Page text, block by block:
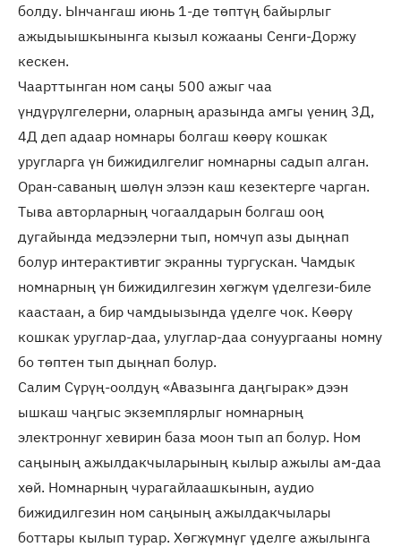
болду. Ынчангаш июнь 1-де төптүң байырлыг
ажыдыышкынынга кызыл кожааны Сенги-Доржу
кескен.
Чаарттынган ном саңы 500 ажыг чаа
үндүрүлгелерни, оларның аразында амгы үениң 3Д,
4Д деп адаар номнары болгаш көөрү кошкак
уругларга үн бижидилгелиг номнарны садып алган.
Оран-саваның шөлүн элээн каш кезектерге чарган.
Тыва авторларның чогаалдарын болгаш ооң
дугайында медээлерни тып, номчуп азы дыңнап
болур интерактивтиг экранны тургускан. Чамдык
номнарның үн бижидилгезин хөгжүм үделгези-биле
каастаан, а бир чамдыызында үделге чок. Көөрү
кошкак уруглар-даа, улуглар-даа сонуургааны номну
бо төптен тып дыңнап болур.
Салим Сүрүң-оолдуң «Авазынга даңгырак» дээн
ышкаш чаңгыс экземплярлыг номнарның
электроннуг хевирин база моон тып ап болур. Ном
саңының ажылдакчыларының кылыр ажылы ам-даа
хөй. Номнарның чурагайлаашкынын, аудио
бижидилгезин ном саңының ажылдакчылары
боттары кылып турар. Хөгжүмнүг үделге ажылынга